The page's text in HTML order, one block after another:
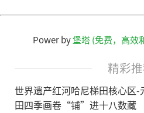
Power by堡塔 (免费，高效
精彩
世界遗产红河哈尼梯田核心区-
田四季画卷“铺”进十八数藏